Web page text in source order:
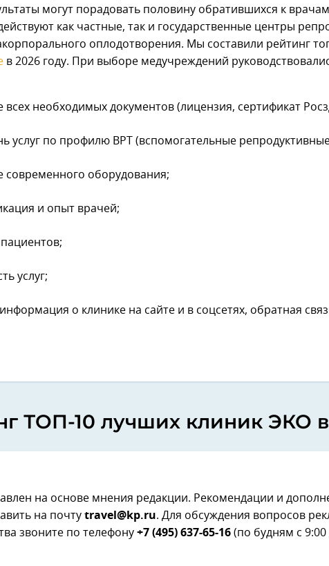
могут порадовать половину обратившихся к
как частные, так и государственные центры
оплодотворения. Мы составили рейтинг
в 2026 году. При выборе медучреждений
всех необходимых документов (лицензия, сертификат
услуг по профилю ВРТ (вспомогательные
современного оборудования;
и опыт врачей;
услуг;
о клинике на сайте и в соцсетях, обратная
ТОП-10 лучших клиник ЭКО
на основе мнения редакции. Рекомендации и
на почту travel@kp.ru. Для обсуждения вопросов
звоните по телефону +7 (495) 637-65-16 (по будням с 9:00